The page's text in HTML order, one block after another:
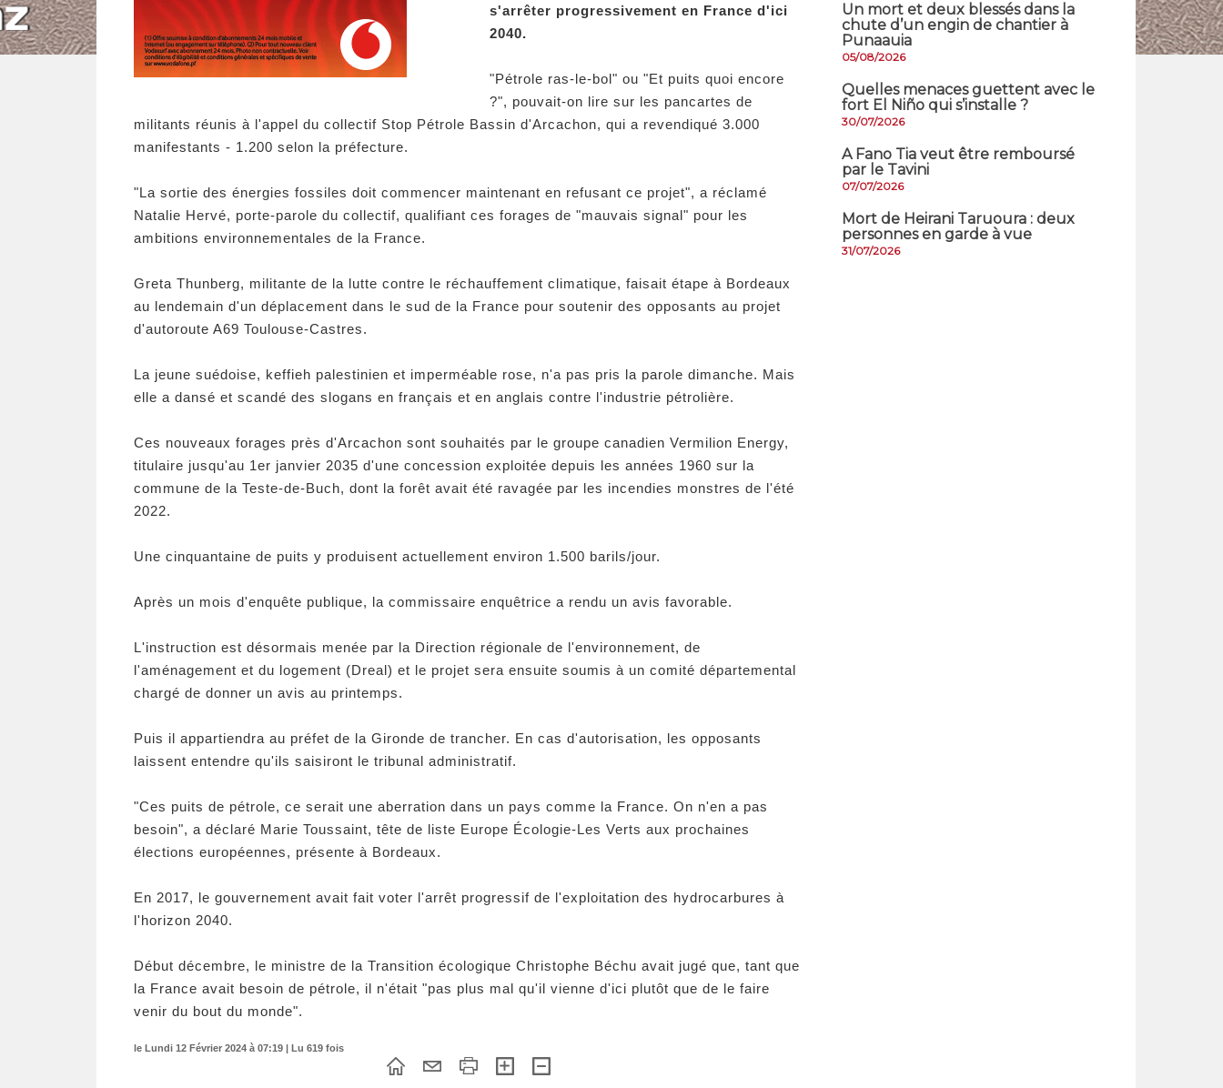
s'arrêter progressivement en France d'ici
2040.
"Pétrole ras-le-bol" ou "Et puits quoi encore
?", pouvait-on lire sur les pancartes de
militants réunis à l'appel du collectif Stop Pétrole Bassin d'Arcachon, qui a revendiqué 3.000
manifestants - 1.200 selon la préfecture.
"La sortie des énergies fossiles doit commencer maintenant en refusant ce projet", a réclamé
Natalie Hervé, porte-parole du collectif, qualifiant ces forages de "mauvais signal" pour les
ambitions environnementales de la France.
Greta Thunberg, militante de la lutte contre le réchauffement climatique, faisait étape à Bordeaux
au lendemain d'un déplacement dans le sud de la France pour soutenir des opposants au projet
d'autoroute A69 Toulouse-Castres.
La jeune suédoise, keffieh palestinien et imperméable rose, n'a pas pris la parole dimanche. Mais
elle a dansé et scandé des slogans en français et en anglais contre l'industrie pétrolière.
Ces nouveaux forages près d'Arcachon sont souhaités par le groupe canadien Vermilion Energy,
titulaire jusqu'au 1er janvier 2035 d'une concession exploitée depuis les années 1960 sur la
commune de la Teste-de-Buch, dont la forêt avait été ravagée par les incendies monstres de l'été
2022.
Une cinquantaine de puits y produisent actuellement environ 1.500 barils/jour.
Après un mois d'enquête publique, la commissaire enquêtrice a rendu un avis favorable.
L'instruction est désormais menée par la Direction régionale de l'environnement, de
l'aménagement et du logement (Dreal) et le projet sera ensuite soumis à un comité départemental
chargé de donner un avis au printemps.
Puis il appartiendra au préfet de la Gironde de trancher. En cas d'autorisation, les opposants
laissent entendre qu'ils saisiront le tribunal administratif.
"Ces puits de pétrole, ce serait une aberration dans un pays comme la France. On n'en a pas
besoin", a déclaré Marie Toussaint, tête de liste Europe Écologie-Les Verts aux prochaines
élections européennes, présente à Bordeaux.
En 2017, le gouvernement avait fait voter l'arrêt progressif de l'exploitation des hydrocarbures à
l'horizon 2040.
Début décembre, le ministre de la Transition écologique Christophe Béchu avait jugé que, tant que
la France avait besoin de pétrole, il n'était "pas plus mal qu'il vienne d'ici plutôt que de le faire
venir du bout du monde".
le Lundi 12 Février 2024 à 07:19 | Lu 619 fois
​Un mort et deux blessés dans la
chute d’un engin de chantier à
Punaauia
05/08/2026
Quelles menaces guettent avec le
fort El Niño qui s’installe ?
30/07/2026
A Fano Tia veut être remboursé
par le Tavini
07/07/2026
Mort de Heirani Taruoura : deux
personnes en garde à vue
31/07/2026